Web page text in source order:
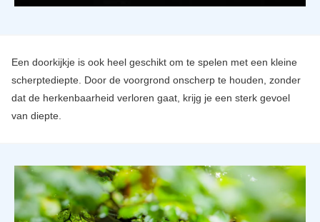
Een doorkijkje is ook heel geschikt om te spelen met een kleine
scherptediepte. Door de voorgrond onscherp te houden, zonder
dat de herkenbaarheid verloren gaat, krijg je een sterk gevoel
van diepte.